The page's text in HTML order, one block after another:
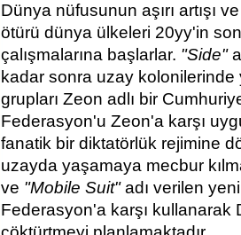
Dünya nüfusunun aşırı artışı
ötürü dünya ülkeleri 20yy'in
çalışmalarına başlarlar. "Side"
kadar sonra uzay kolonilerinde
grupları Zeon adlı bir
Federasyon'u Zeon'a karşı
fanatik bir diktatörlük rejimine
uzayda yaşamaya mecbur
ve "Mobile Suit"adı verilen
Federasyon'a karşı kullanarak